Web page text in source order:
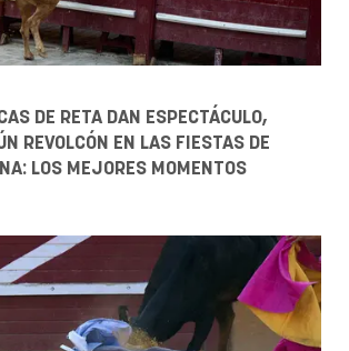
DE RETA DAN ESPECTÁCULO,
REVOLCÓN EN LAS FIESTAS DE
LOS MEJORES MOMENTOS